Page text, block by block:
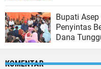
Bupati
Penyintas
Dana
KOMENTAR